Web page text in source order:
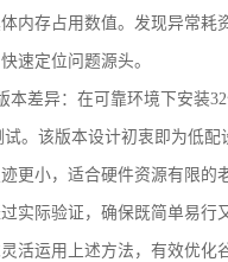
内存占用数值。发现异常耗
速定位问题源头。
本差异：在可靠环境下安装
试。该版本设计初衷即为低配
更小，适合硬件资源有限的
实际验证，确保既简单易行
活运用上述方法，有效优化